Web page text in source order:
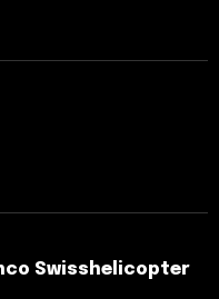
Swisshelicopter